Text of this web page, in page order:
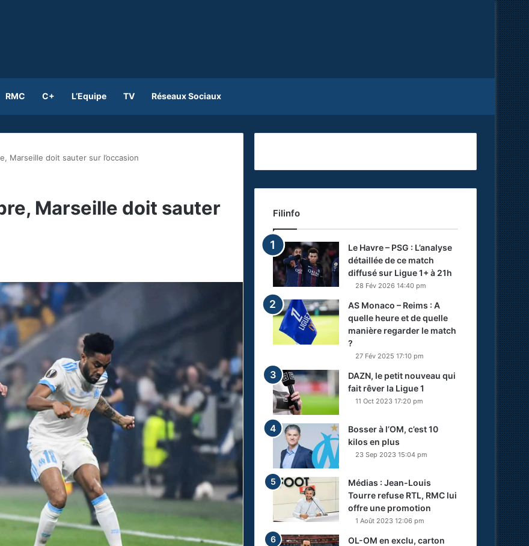
RMC C+ L’Equipe TV Réseaux Sociaux
Marseille doit sauter sur l’occasion
Marseille doit sauter
Filinfo
Le Havre – PSG : L’analyse
détaillée de ce match
diffusé sur Ligue 1+ à 21h
28 Fév 2026 14:40 pm
AS Monaco – Reims : A
quelle heure et de quelle
manière regarder le match
?
27 Fév 2025 17:10 pm
DAZN, le petit nouveau qui
fait rêver la Ligue 1
11 Oct 2023 17:20 pm
Bosser à l’OM, c’est 10
kilos en plus
23 Sep 2023 15:04 pm
Médias : Jean-Louis
Tourre refuse RTL, RMC lui
offre une promotion
1 Août 2023 12:06 pm
OL-OM en exclu, carton